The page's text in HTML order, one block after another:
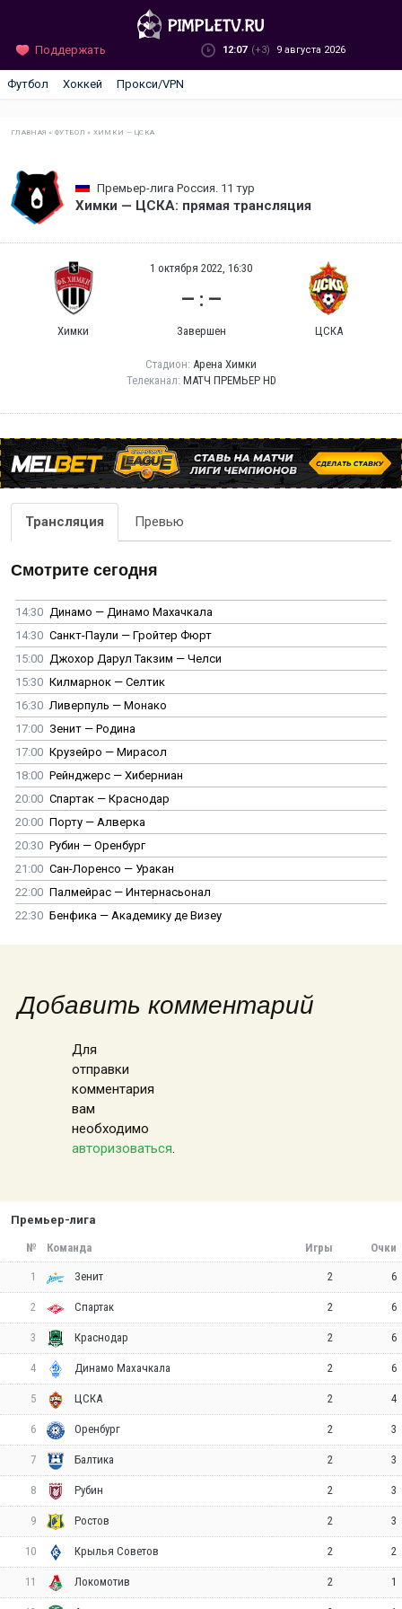
Поддержать 12:07 (+3) 9 августа 2026
Футбол Хоккей Прокси/VPN
ГЛАВНАЯ »ФУТБОЛ » ХИМКИ — ЦСКА
Премьер-лига Россия. 11 тур
Химки — ЦСКА: прямая трансляция
Химки
1 октября 2022, 16:30
— : —
Завершен ЦСКА
Стадион: Арена Химки
Телеканал: МАТЧ ПРЕМЬЕР HD
Трансляция Превью
Смотрите сегодня
14:30 Динамо — Динамо Махачкала
14:30 Санкт-Паули — Гройтер Фюрт
15:00 Джохор Дарул Такзим — Челси
15:30 Килмарнок — Селтик
16:30 Ливерпуль — Монако
17:00 Зенит — Родина
17:00 Крузейро — Мирасол
18:00 Рейнджерс — Хиберниан
20:00 Спартак — Краснодар
20:00 Порту — Алверка
20:30 Рубин — Оренбург
21:00 Сан-Лоренсо — Уракан
22:00 Палмейрас — Интернасьонал
22:30 Бенфика — Академику де Визеу
Добавить комментарий
Для
отправки
комментария
вам
необходимо
авторизоваться.
Премьер-лига
№ Команда Игры Очки
1 Зенит 2 6
2 Спартак 2 6
3 Краснодар 2 6
4 Динамо Махачкала 2 6
5 ЦСКА 2 4
6 Оренбург 2 3
7 Балтика 2 3
8 Рубин 2 3
9 Ростов 2 3
10 Крылья Советов 2 2
11 Локомотив 2 1